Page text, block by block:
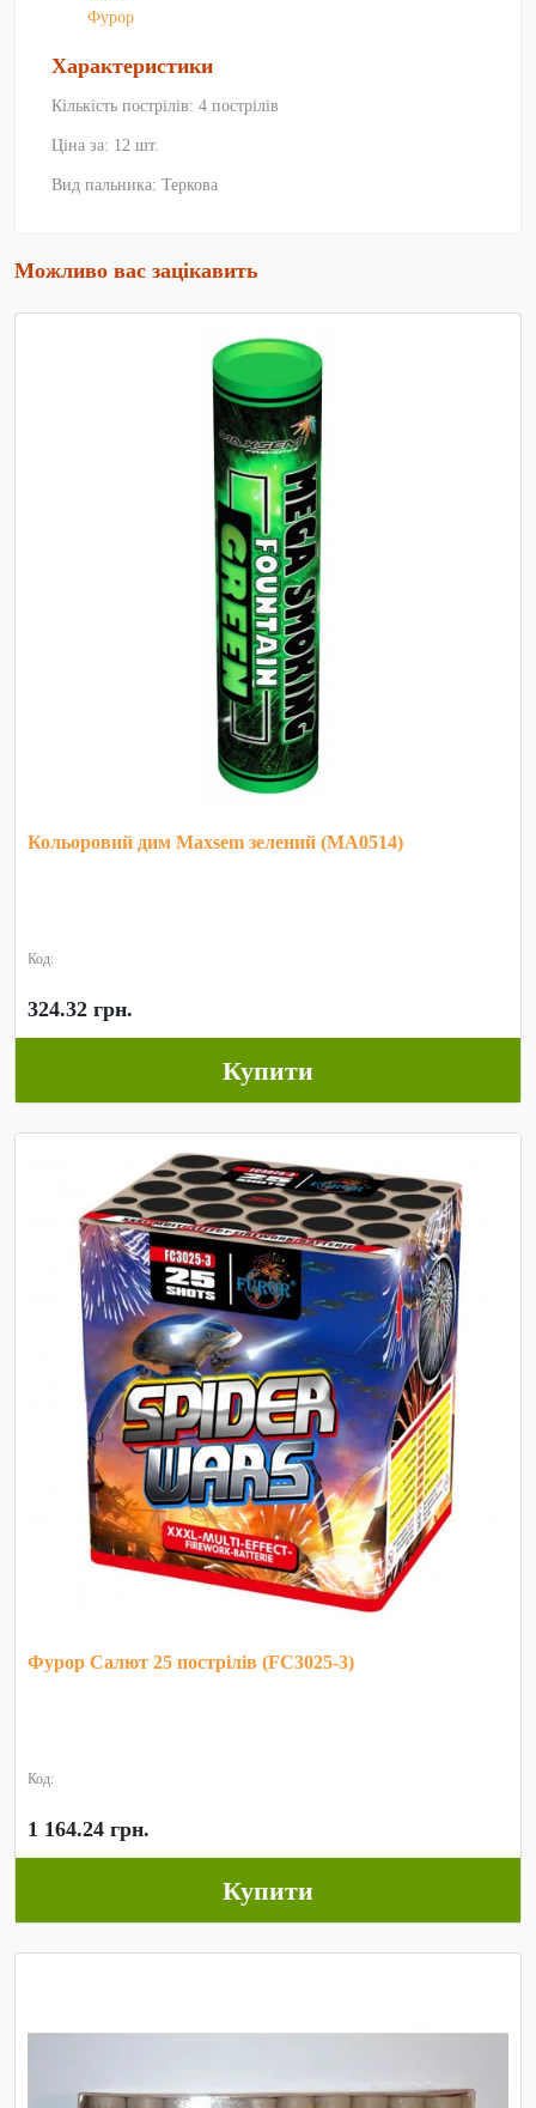
Фурор
Характеристики
Кількість пострілів: 4 пострілів
Ціна за: 12 шт.
Вид пальника: Теркова
Можливо вас зацікавить
Кольоровий дим Maxsem зелений (MA0514)
Код:
324.32 грн.
Купити
Фурор Салют 25 пострілів (FC3025-3)
Код:
1 164.24 грн.
Купити